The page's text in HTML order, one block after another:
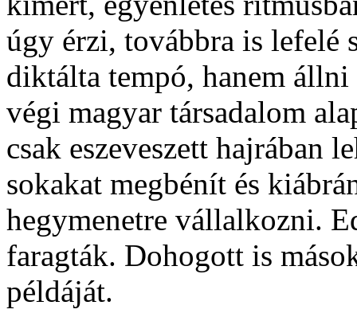
úgy érzi, továbbra is lefelé
diktálta tempó, hanem
végi magyar társadalom
csak eszeveszett hajrában
sokakat megbénít és
hegymenetre vállalkozni.
faragták. Dohogott is
példáját.